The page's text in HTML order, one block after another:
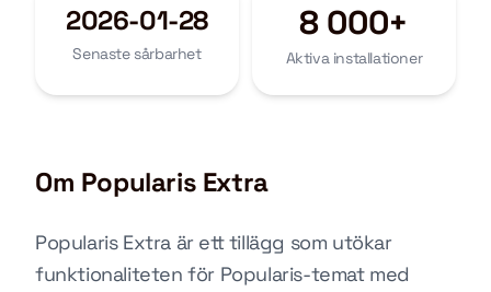
2026-01-28
Senaste sårbarhet
8 000+
Aktiva installationer
Om Popularis Extra
Popularis Extra är ett tillägg som utökar
funktionaliteten för Popularis-temat med